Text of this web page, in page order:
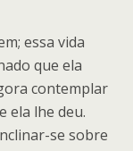
essa vida
que ela
contemplar
ela lhe deu.
se sobre